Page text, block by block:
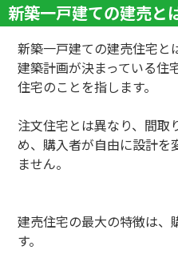
新築一戸建ての建売と
新築一戸建ての建売住宅と
建築計画が決まっている住
住宅のことを指します。
注文住宅とは異なり、間取
め、購入者が自由に設計を
ません。
建売住宅の最大の特徴は、
す。